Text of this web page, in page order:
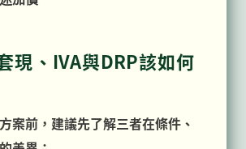
現、IVA與DRP該如何
案前，建議先了解三者在條件、